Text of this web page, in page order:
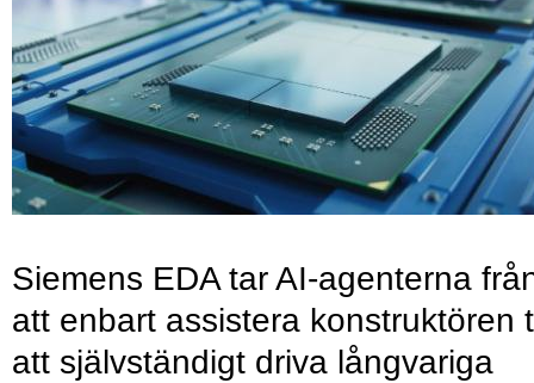
Siemens EDA tar AI-agenterna
att enbart assistera konstruktören
att självständigt driva långvariga